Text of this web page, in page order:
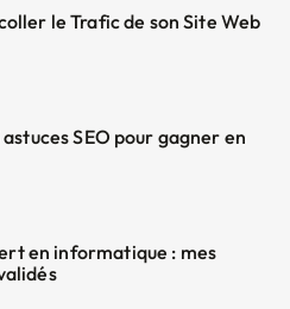
le Trafic de son Site Web
SEO pour gagner en
en informatique : mes